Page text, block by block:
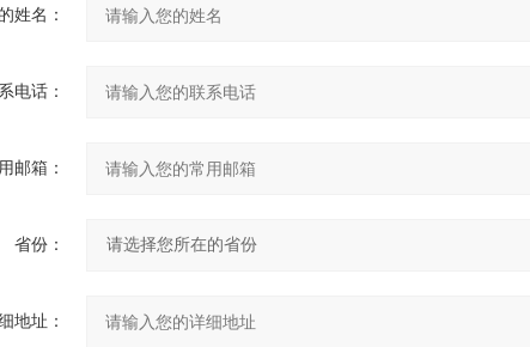
姓名：
电话：
邮箱：
省份：
地址：